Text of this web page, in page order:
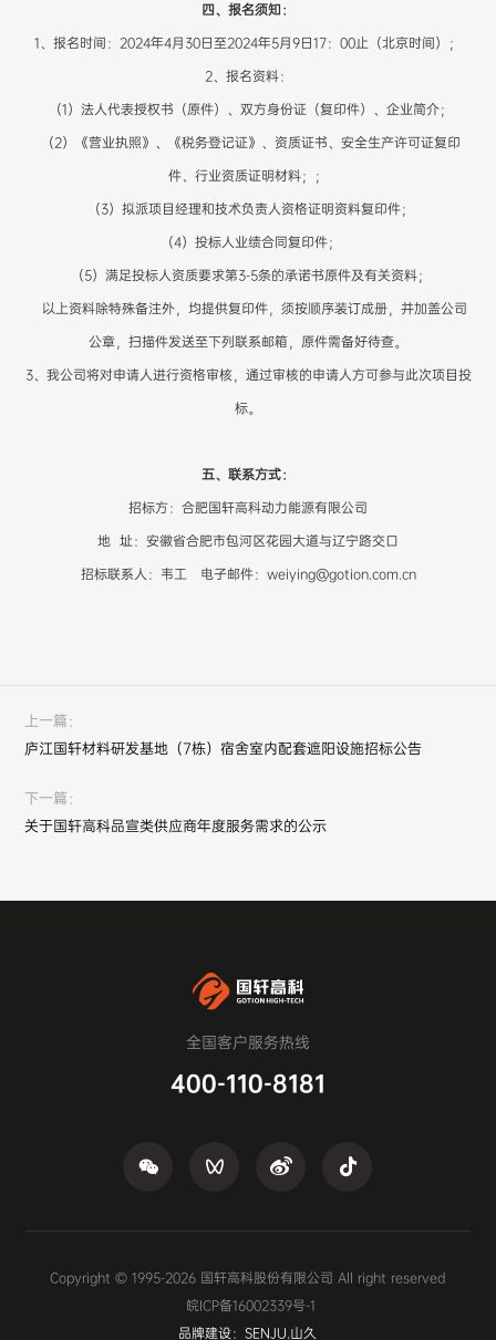
四、报名须知：
1、报名时间：2024年4月30日至2024年5月9日17：00止（北京时间）；
2、报名资料：
（1）法人代表授权书（原件）、双方身份证（复印件）、企业简介；
（2）《营业执照》、《税务登记证》、资质证书、安全生产许可证复印
件、行业资质证明材料；；
（3）拟派项目经理和技术负责人资格证明资料复印件；
（4）投标人业绩合同复印件；
（5）满足投标人资质要求第3-5条的承诺书原件及有关资料；
以上资料除特殊备注外，均提供复印件，须按顺序装订成册，并加盖公司
公章，扫描件发送至下列联系邮箱，原件需备好待查。
3、我公司将对申请人进行资格审核，通过审核的申请人方可参与此次项目投
标。
五、联系方式：
招标方：合肥国轩高科动力能源有限公司
地 址：安徽省合肥市包河区花园大道与辽宁路交口
招标联系人：韦工 电子邮件：weiying@gotion.com.cn
上一篇：
庐江国轩材料研发基地（7栋）宿舍室内配套遮阳设施招标公告
下一篇：
关于国轩高科品宣类供应商年度服务需求的公示
全国客户服务热线
400-110-8181
Copyright © 1995-2026 国轩高科股份有限公司 All right reserved
皖ICP备16002339号-1
品牌建设：SENJU.山久